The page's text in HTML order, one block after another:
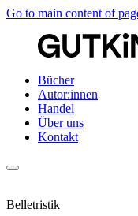
Go to main content of
Bücher
Autor:innen
Handel
Über uns
Kontakt
Belletristik